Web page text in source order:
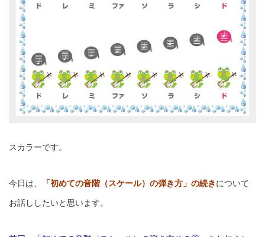
スカラーです。
今日は、 「初めての音階（スケール）の弾き方」の続きについて
お話ししたいと思います。